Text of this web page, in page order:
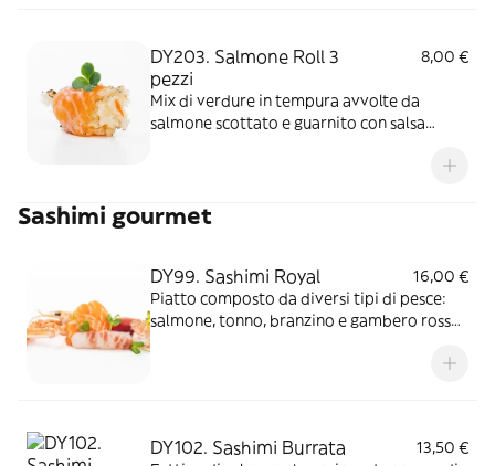
DY203. Salmone Roll 3
pezzi
8,00 €
Mix di verdure in tempura avvolte da
salmone scottato e guarnito con salsa
Sashimi gourmet
DY99. Sashimi Royal
16,00 €
Piatto composto da diversi tipi di pesce:
salmone, tonno, branzino e gambero rosso
DY102. Sashimi Burrata
13,50 €